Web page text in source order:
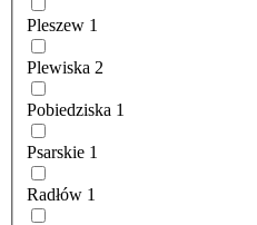
Pleszew 1
Plewiska 2
Pobiedziska 1
Psarskie 1
Radłów 1